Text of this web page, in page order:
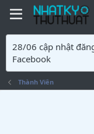
28/06 cập nhật
Facebook
Thành Viên